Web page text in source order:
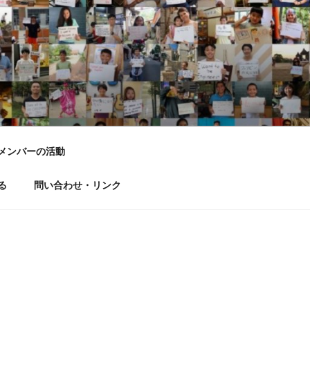
DREAM
ンバーの活動
問い合わせ・リンク